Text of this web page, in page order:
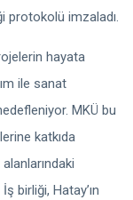
protokolü imzaladı.
hayata
ile sanat
MKÜ bu
katkıda
birliği, Hatay’ın